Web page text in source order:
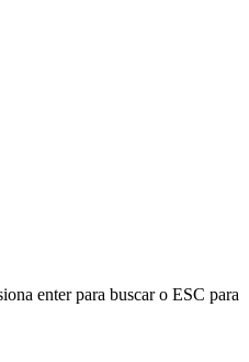
enter para buscar o ESC para